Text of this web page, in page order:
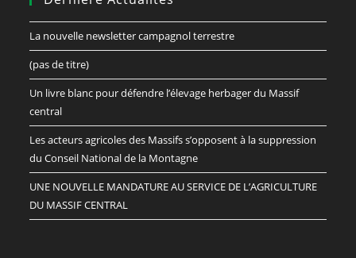
La nouvelle newsletter campagnol terrestre
(pas de titre)
Un livre blanc pour défendre l’élevage herbager du Massif
central
Les acteurs agricoles des Massifs s’opposent à la suppression
du Conseil National de la Montagne
UNE NOUVELLE MANDATURE AU SERVICE DE L’AGRICULTURE
DU MASSIF CENTRAL